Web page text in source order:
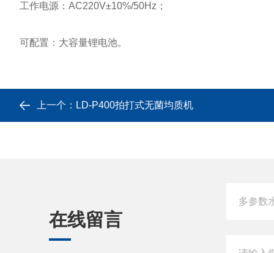
工作电源：AC220V±10%/50Hz；
可配置：大容量锂电池。
上一个： LD-P400拍打式无菌均质机
在线留言